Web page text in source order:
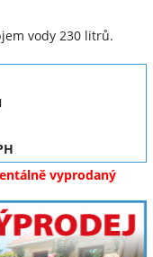
vody 230 litrů.
vyprodaný